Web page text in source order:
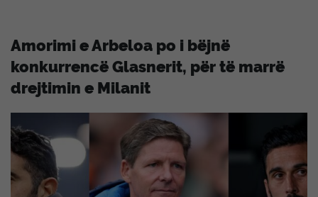
Amorimi e Arbeloa po i bëjnë
konkurrencë Glasnerit, për të marrë
drejtimin e Milanit